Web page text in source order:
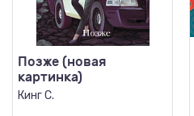
Позже (новая
картинка)
Кинг С.